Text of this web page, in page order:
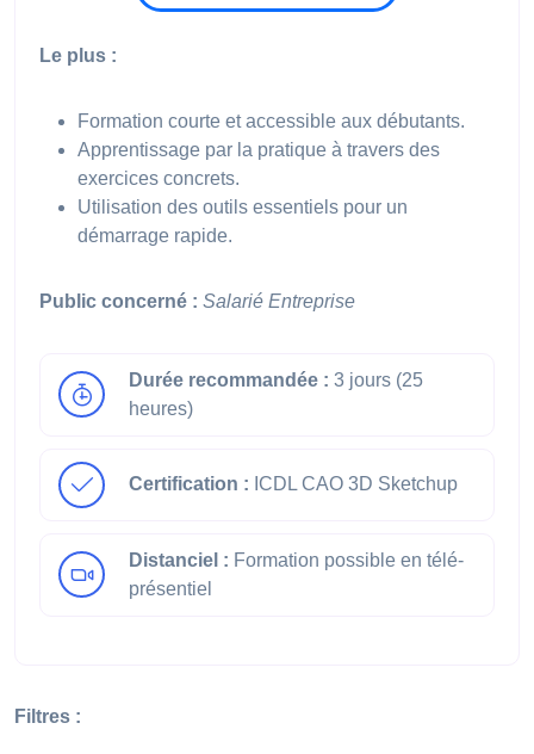
Le plus :
Formation courte et accessible aux débutants.
Apprentissage par la pratique à travers des
exercices concrets.
Utilisation des outils essentiels pour un
démarrage rapide.
Public concerné : Salarié Entreprise
Durée recommandée : 3 jours (25
heures)
Certification : ICDL CAO 3D Sketchup
Distanciel : Formation possible en télé-
présentiel
Filtres :